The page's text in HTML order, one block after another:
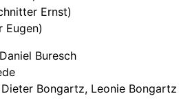
Ernst)
Eugen)
Buresch
Bongartz, Leonie Bongartz